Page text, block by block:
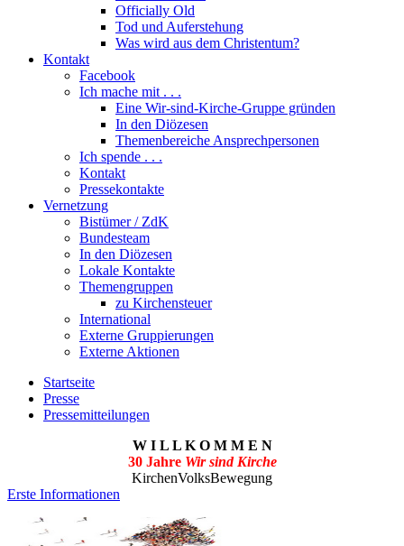
Officially Old
Tod und Auferstehung
Was wird aus dem Christentum?
Kontakt
Facebook
Ich mache mit . . .
Eine Wir-sind-Kirche-Gruppe gründen
In den Diözesen
Themenbereiche Ansprechpersonen
Ich spende . . .
Kontakt
Pressekontakte
Vernetzung
Bistümer / ZdK
Bundesteam
In den Diözesen
Lokale Kontakte
Themengruppen
zu Kirchensteuer
International
Externe Gruppierungen
Externe Aktionen
Startseite
Presse
Pressemitteilungen
W I L L K O M M E N
30 Jahre Wir sind Kirche
KirchenVolksBewegung
Erste Informationen